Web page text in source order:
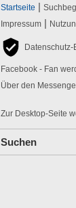
Startseite |
Impressum |
Facebook - Fan
Über den
Zur Desktop-Seite
Suchen